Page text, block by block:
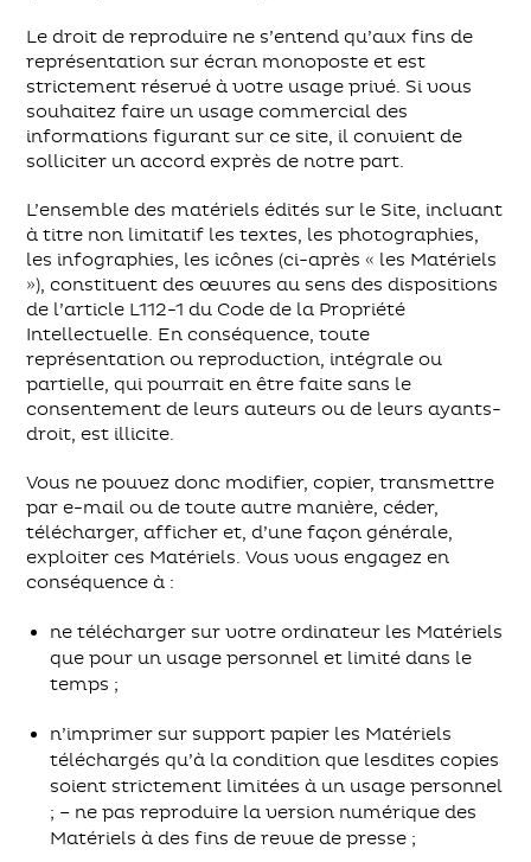
Le droit de reproduire ne s’entend qu’aux fins de
représentation sur écran monoposte et est
strictement réservé à votre usage privé. Si vous
souhaitez faire un usage commercial des
informations figurant sur ce site, il convient de
solliciter un accord exprès de notre part.
L’ensemble des matériels édités sur le Site, incluant
à titre non limitatif les textes, les photographies,
les infographies, les icônes (ci-après « les Matériels
»), constituent des œuvres au sens des dispositions
de l’article L112-1 du Code de la Propriété
Intellectuelle. En conséquence, toute
représentation ou reproduction, intégrale ou
partielle, qui pourrait en être faite sans le
consentement de leurs auteurs ou de leurs ayants-
droit, est illicite.
Vous ne pouvez donc modifier, copier, transmettre
par e-mail ou de toute autre manière, céder,
télécharger, afficher et, d’une façon générale,
exploiter ces Matériels. Vous vous engagez en
conséquence à :
ne télécharger sur votre ordinateur les Matériels
que pour un usage personnel et limité dans le
temps ;
n’imprimer sur support papier les Matériels
téléchargés qu’à la condition que lesdites copies
soient strictement limitées à un usage personnel
; – ne pas reproduire la version numérique des
Matériels à des fins de revue de presse ;